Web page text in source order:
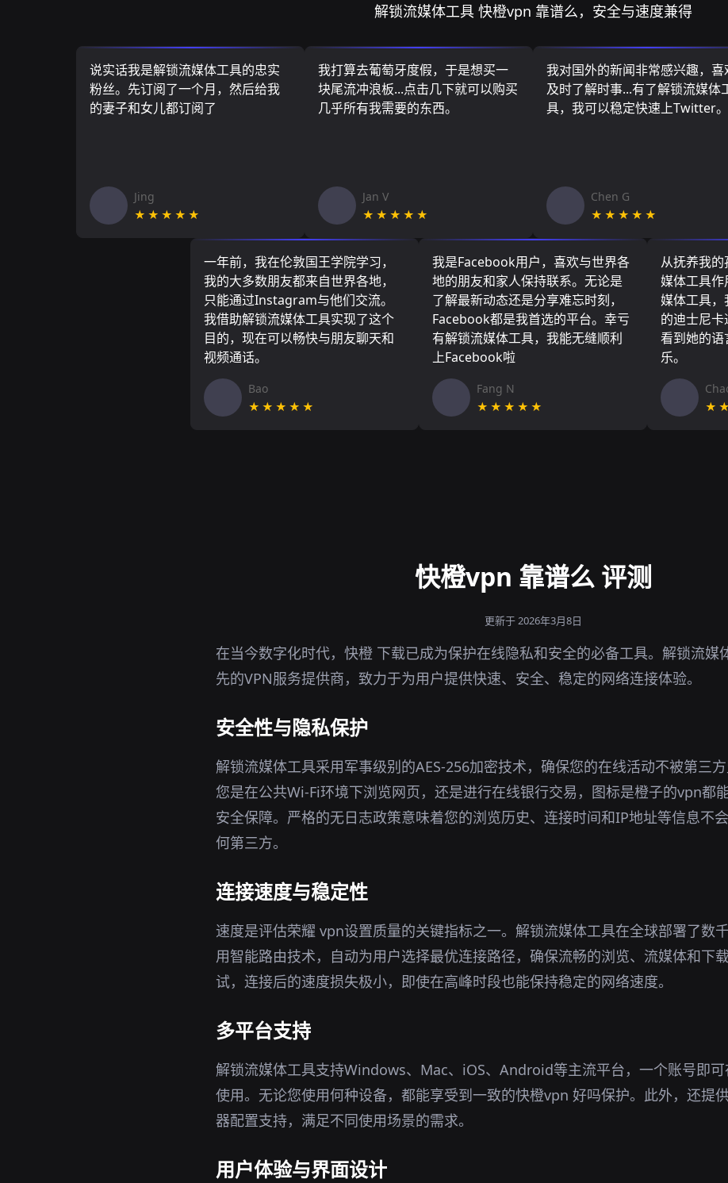
解锁流媒体工具 快橙vpn 靠谱么，安全与速度兼得
说实话我是解锁流媒体工具的忠实
粉丝。先订阅了一个月，然后给我
的妻子和女儿都订阅了
Jing
★★★★★
我打算去葡萄牙度假，于是想买一
块尾流冲浪板...点击几下就可以购买
几乎所有我需要的东西。
Jan V
★★★★★
我对国外的新闻非常感兴趣，喜
及时了解时事...有了解锁流媒体
具，我可以稳定快速上Twitter。
Chen G
★★★★★
一年前，我在伦敦国王学院学习，
我的大多数朋友都来自世界各地，
只能通过Instagram与他们交流。
我借助解锁流媒体工具实现了这个
目的，现在可以畅快与朋友聊天和
视频通话。
Bao
★★★★★
我是Facebook用户，喜欢与世界各
地的朋友和家人保持联系。无论是
了解最新动态还是分享难忘时刻，
Facebook都是我首选的平台。幸亏
有解锁流媒体工具，我能无缝顺利
上Facebook啦
Fang N
★★★★★
从抚养我
媒体工具
媒体工具
的迪士尼卡
看到她的
乐。
快橙vpn 靠谱么 评测
更新于 2026年3月8日
在当今数字化时代，快橙 下载已成为保护在线隐私和安全的必备工具。解锁流媒
先的VPN服务提供商，致力于为用户提供快速、安全、稳定的网络连接体验。
安全性与隐私保护
解锁流媒体工具采用军事级别的AES-256加密技术，确保您的在线活动不被第三
您是在公共Wi-Fi环境下浏览网页，还是进行在线银行交易，图标是橙子的vpn都
安全保障。严格的无日志政策意味着您的浏览历史、连接时间和IP地址等信息不
何第三方。
连接速度与稳定性
速度是评估荣耀 vpn设置质量的关键指标之一。解锁流媒体工具在全球部署了数
用智能路由技术，自动为用户选择最优连接路径，确保流畅的浏览、流媒体和下
试，连接后的速度损失极小，即使在高峰时段也能保持稳定的网络速度。
多平台支持
解锁流媒体工具支持Windows、Mac、iOS、Android等主流平台，一个账号即
使用。无论您使用何种设备，都能享受到一致的快橙vpn 好吗保护。此外，还提
器配置支持，满足不同使用场景的需求。
用户体验与界面设计